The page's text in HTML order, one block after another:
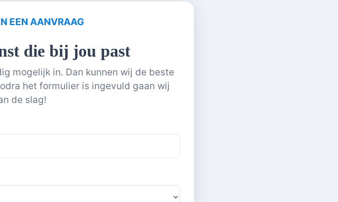
EEN AANVRAAG
die bij jou past
mogelijk in. Dan kunnen wij de beste
het formulier is ingevuld gaan wij
de slag!